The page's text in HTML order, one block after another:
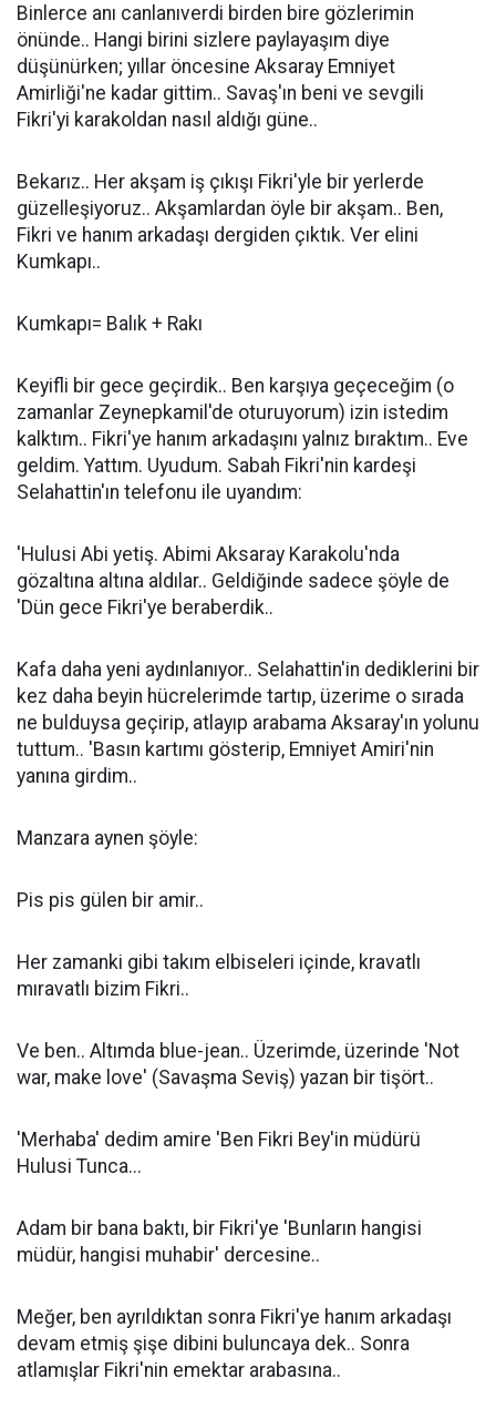
Binlerce anı canlanıverdi birden bire gözlerimin
önünde.. Hangi birini sizlere paylayaşım diye
düşünürken; yıllar öncesine Aksaray Emniyet
Amirliği'ne kadar gittim.. Savaş'ın beni ve sevgili
Fikri'yi karakoldan nasıl aldığı güne..
Bekarız.. Her akşam iş çıkışı Fikri'yle bir yerlerde
güzelleşiyoruz.. Akşamlardan öyle bir akşam.. Ben,
Fikri ve hanım arkadaşı dergiden çıktık. Ver elini
Kumkapı..
Kumkapı= Balık + Rakı
Keyifli bir gece geçirdik.. Ben karşıya geçeceğim (o
zamanlar Zeynepkamil'de oturuyorum) izin istedim
kalktım.. Fikri'ye hanım arkadaşını yalnız bıraktım.. Eve
geldim. Yattım. Uyudum. Sabah Fikri'nin kardeşi
Selahattin'ın telefonu ile uyandım:
'Hulusi Abi yetiş. Abimi Aksaray Karakolu'nda
gözaltına altına aldılar.. Geldiğinde sadece şöyle de
'Dün gece Fikri'ye beraberdik..
Kafa daha yeni aydınlanıyor.. Selahattin'in dediklerini bir
kez daha beyin hücrelerimde tartıp, üzerime o sırada
ne bulduysa geçirip, atlayıp arabama Aksaray'ın yolunu
tuttum.. 'Basın kartımı gösterip, Emniyet Amiri'nin
yanına girdim..
Manzara aynen şöyle:
Pis pis gülen bir amir..
Her zamanki gibi takım elbiseleri içinde, kravatlı
mıravatlı bizim Fikri..
Ve ben.. Altımda blue-jean.. Üzerimde, üzerinde 'Not
war, make love' (Savaşma Seviş) yazan bir tişört..
'Merhaba' dedim amire 'Ben Fikri Bey'in müdürü
Hulusi Tunca...
Adam bir bana baktı, bir Fikri'ye 'Bunların hangisi
müdür, hangisi muhabir' dercesine..
Meğer, ben ayrıldıktan sonra Fikri'ye hanım arkadaşı
devam etmiş şişe dibini buluncaya dek.. Sonra
atlamışlar Fikri'nin emektar arabasına..